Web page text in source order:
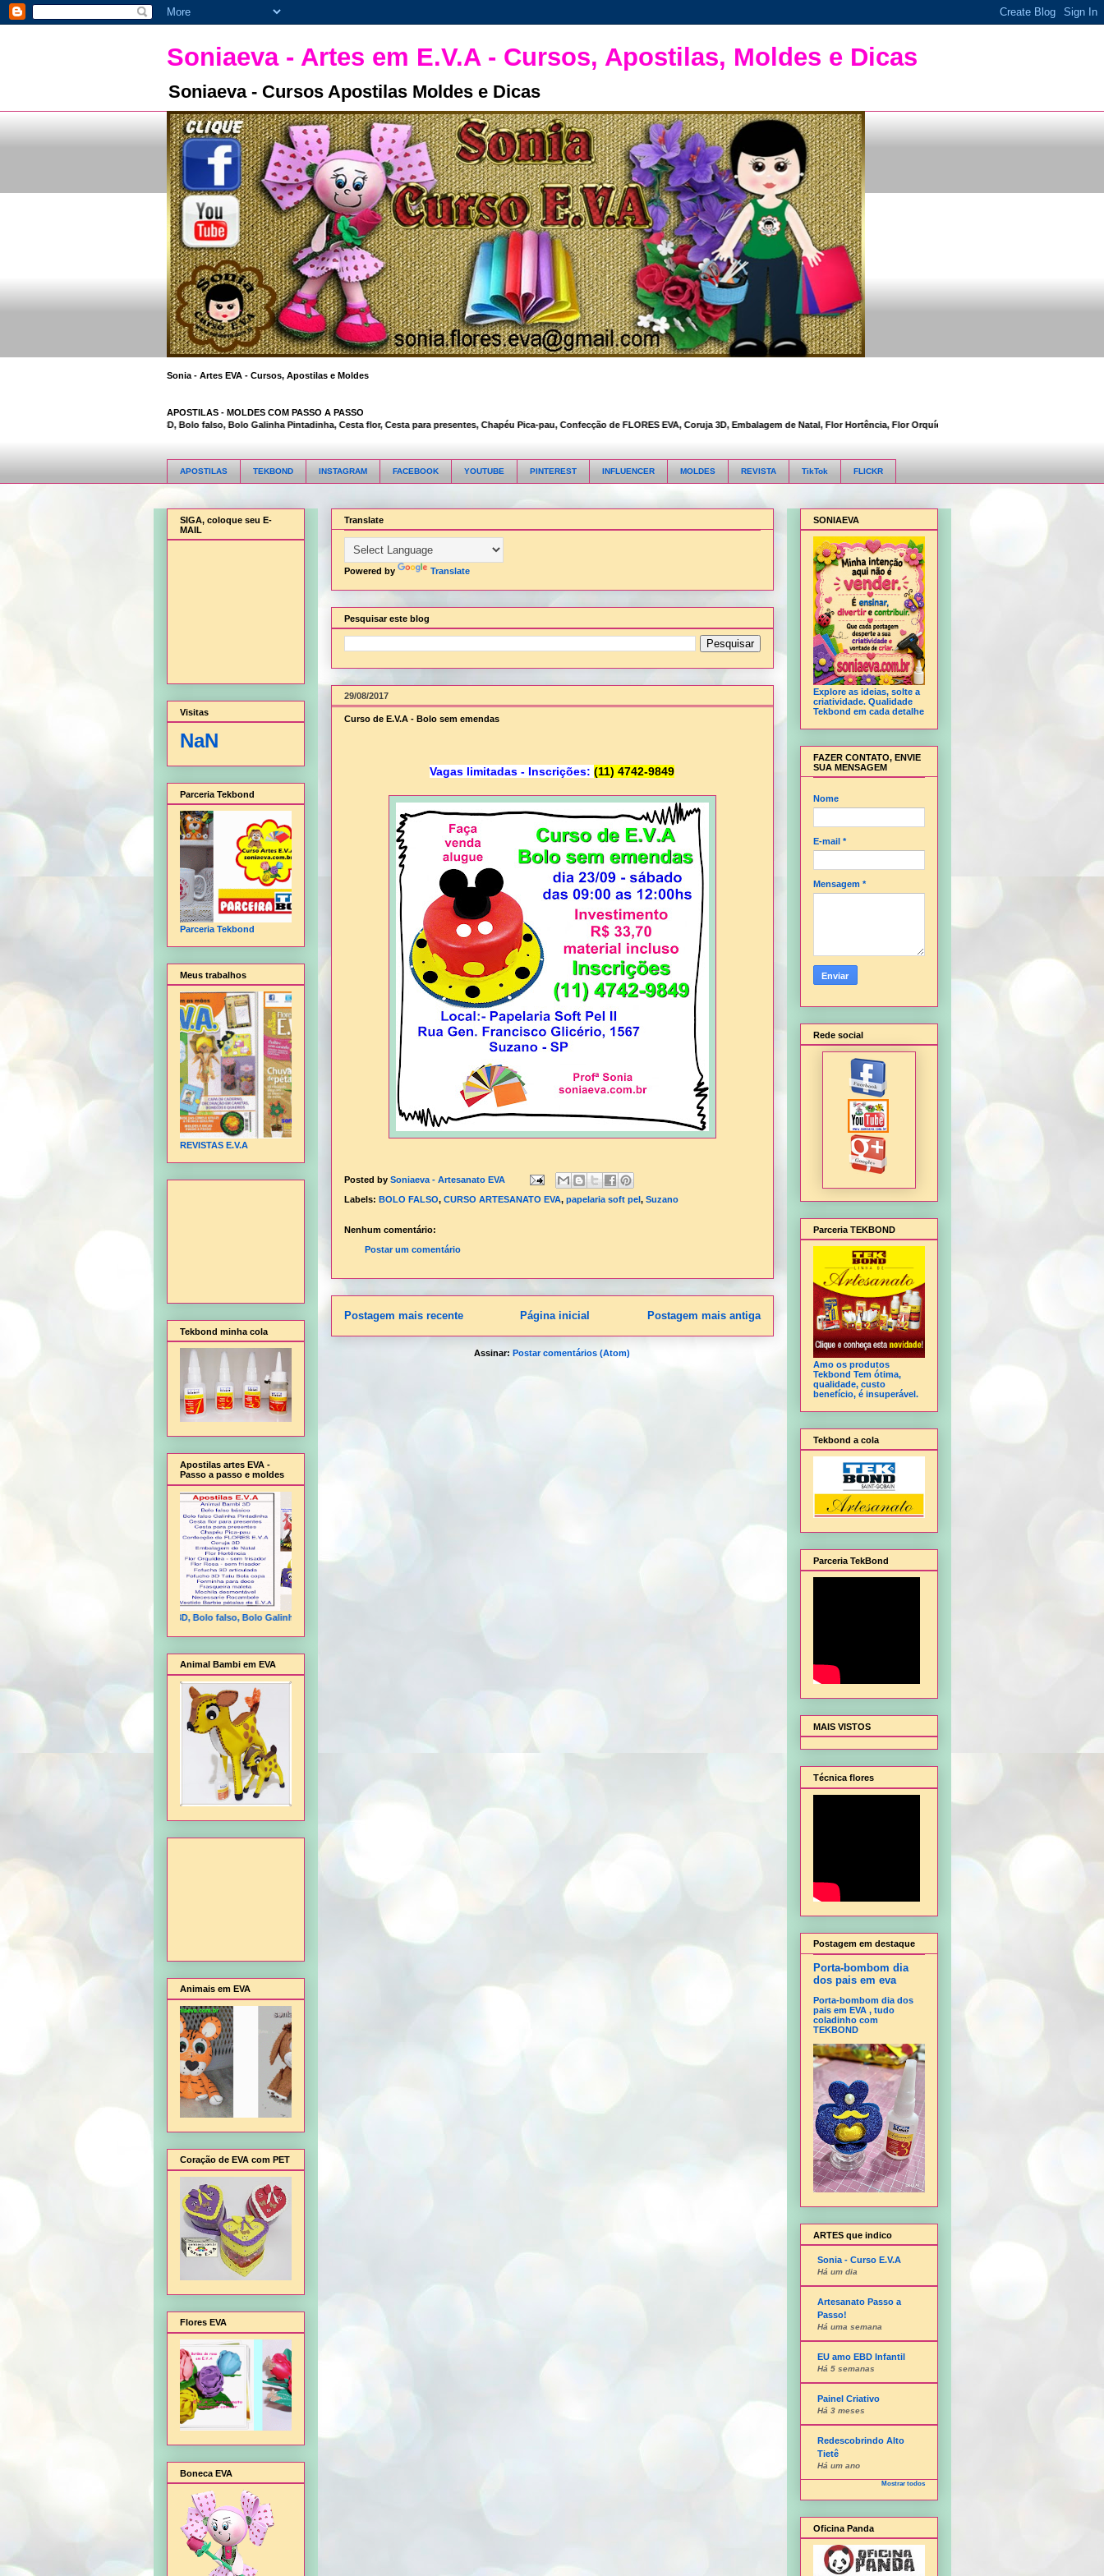
Soniaeva - Artes em E.V.A - Cursos, Apostilas, Moldes e Dicas
Soniaeva - Cursos Apostilas Moldes e Dicas
Sonia - Artes EVA - Cursos, Apostilas e Moldes
APOSTILAS - MOLDES COM PASSO A PASSO
Animal Bambi 3D, Bolo falso, Bolo Galinha Pintadinha, Cesta flor, Cesta para presentes, Chapéu Pica-pau, Confecção de FLORES EVA, Coruja 3D, Embalagem de Natal, Flor Hortência, Flor Orquídea, Flor Rosa, Fofucha 3D articulada,
APOSTILAS TEKBOND INSTAGRAM FACEBOOK YOUTUBE PINTEREST INFLUENCER MOLDES REVISTA TikTok FLICKR
Translate
Powered by Translate
Pesquisar este blog
29/08/2017
Curso de E.V.A - Bolo sem emendas
Vagas limitadas - Inscrições: (11) 4742-9849
Posted by Soniaeva - Artesanato EVA
Labels: BOLO FALSO, CURSO ARTESANATO EVA, papelaria soft pel, Suzano
Nenhum comentário:
Postar um comentário
Postagem mais recente Postagem mais antiga
Página inicial
Assinar: Postar comentários (Atom)
SIGA, coloque seu E-
MAIL
Visitas
NaN
Parceria Tekbond
Parceria Tekbond
Meus trabalhos
REVISTAS E.V.A
Tekbond minha cola
Apostilas artes EVA -
Passo a passo e moldes
Animal Bambi 3D, Bolo falso, Bolo Galinha Pintadinha, Cesta flor, Cesta para presentes, Chapéu Pica-pau, Confecção de FLORES E.V.A, Coruja 3D, Embalagem de Natal, Flor Hortência, Flor Orquídea - sem frisador, Flor Rosa -
Animal Bambi em EVA
Animais em EVA
Coração de EVA com PET
Flores EVA
Boneca EVA
SONIAEVA
Explore as ideias, solte a
criatividade. Qualidade
Tekbond em cada detalhe
FAZER CONTATO, ENVIE
SUA MENSAGEM
Nome
E-mail *
Mensagem *
Rede social
Parceria TEKBOND
Amo os produtos
Tekbond Tem ótima,
qualidade, custo
benefício, é insuperável.
Tekbond a cola
Parceria TekBond
MAIS VISTOS
Técnica flores
Postagem em destaque
Porta-bombom dia
dos pais em eva
Porta-bombom dia dos
pais em EVA , tudo
coladinho com
TEKBOND
ARTES que indico
Sonia - Curso E.V.A
Há um dia
Artesanato Passo a
Passo!
Há uma semana
EU amo EBD Infantil
Há 5 semanas
Painel Criativo
Há 3 meses
Redescobrindo Alto
Tietê
Há um ano
Mostrar todos
Oficina Panda